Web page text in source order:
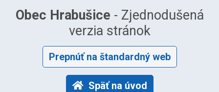
Obec Hrabušice - Zjednodušená
verzia stránok
Prepnúť na štandardný web
Späť na úvod